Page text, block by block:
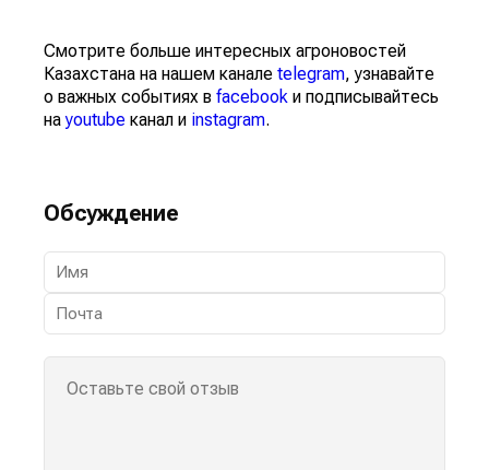
Смотрите больше интересных агроновостей
Казахстана на нашем канале telegram, узнавайте
о важных событиях в facebook и подписывайтесь
наyoutube канал и instagram.
Обсуждение